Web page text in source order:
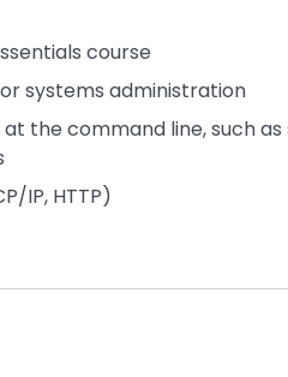
course
systems administration
the command line, such as
IP, HTTP)